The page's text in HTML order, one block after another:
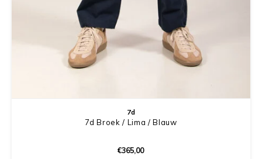
7d
7d Broek / Lima / Blauw
€365,00